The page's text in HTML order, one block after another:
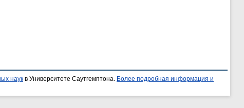
наук в Университете Саутгемптона.
Более подробная информация и